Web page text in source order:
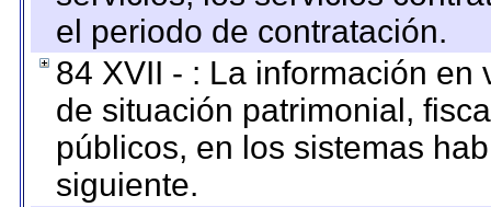
el periodo de contratación.
84 XVII - : La información
de situación patrimonial,
públicos, en los sistemas
siguiente.